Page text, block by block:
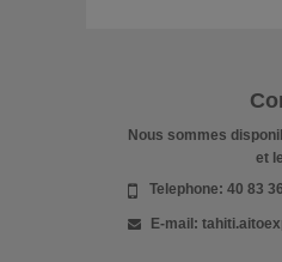
Nous sommes
et
Telephone: 40 83
E-mail: